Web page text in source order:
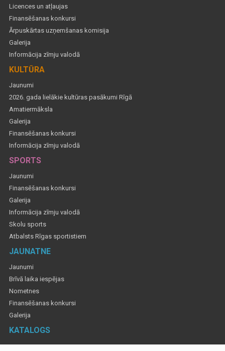
Licences un atļaujas
Finansēšanas konkursi
Ārpuskārtas uzņemšanas komisija
Galerija
Informācija zīmju valodā
KULTŪRA
Jaunumi
2026. gada lielākie kultūras pasākumi Rīgā
Amatiermāksla
Galerija
Finansēšanas konkursi
Informācija zīmju valodā
SPORTS
Jaunumi
Finansēšanas konkursi
Galerija
Informācija zīmju valodā
Skolu sports
Atbalsts Rīgas sportistiem
JAUNATNE
Jaunumi
Brīvā laika iespējas
Nometnes
Finansēšanas konkursi
Galerija
KATALOGS